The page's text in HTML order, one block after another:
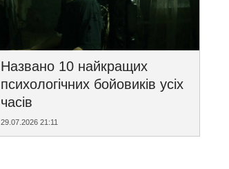
Названо 10 найкращих
психологічних бойовиків усіх
часів
29.07.2026 21:11